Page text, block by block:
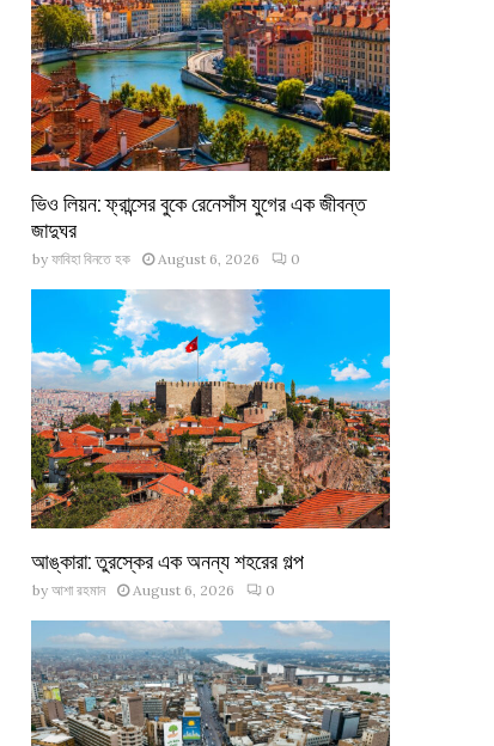
ভিও লিয়ন: ফ্রান্সের বুকে রেনেসাঁস যুগের এক জীবন্ত
জাদুঘর
by ফাবিহা বিনতে হক August 6, 2026 0
আঙ্কারা: তুরস্কের এক অনন্য শহরের গল্প
by আশা রহমান August 6, 2026 0